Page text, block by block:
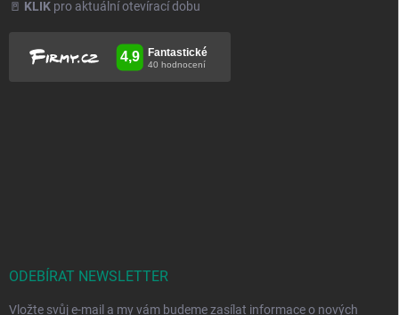
🚪 KLIK pro aktuální otevírací dobu
ODEBÍRAT NEWSLETTER
Vložte svůj e-mail a my vám budeme zasílat informace o nových